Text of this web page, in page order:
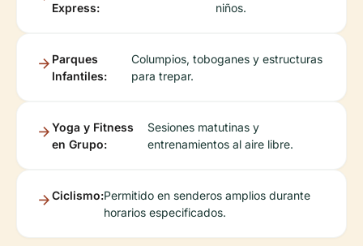
Express:
niños.
Parques
Infantiles:
Columpios, toboganes y estructuras
para trepar.
Yoga y Fitness
en Grupo:
Sesiones matutinas y
entrenamientos al aire libre.
Ciclismo:Permitido en senderos amplios durante
horarios especificados.